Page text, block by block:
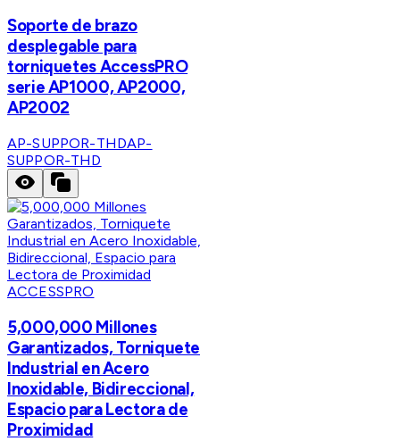
Soporte de brazo
desplegable para
torniquetes AccessPRO
serie AP1000, AP2000,
AP2002
AP-SUPPOR-THDAP-
SUPPOR-THD
ACCESSPRO
5,000,000 Millones
Garantizados, Torniquete
Industrial en Acero
Inoxidable, Bidireccional,
Espacio para Lectora de
Proximidad